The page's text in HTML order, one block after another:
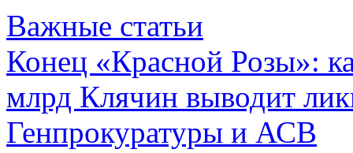
Важные статьи
Конец «Красной Розы»:
млрд Клячин выводит
Генпрокуратуры и АСВ